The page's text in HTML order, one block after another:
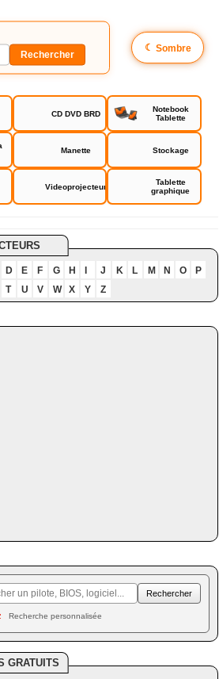
☾ Sombre
CD DVD BRD
Notebook
Tablette
Manette Stockage
Videoprojecteur
Tablette
graphique
D E F G H J K L M N O
P
T
U V W X Y Z
Recherche personnalisée
GRATUITS